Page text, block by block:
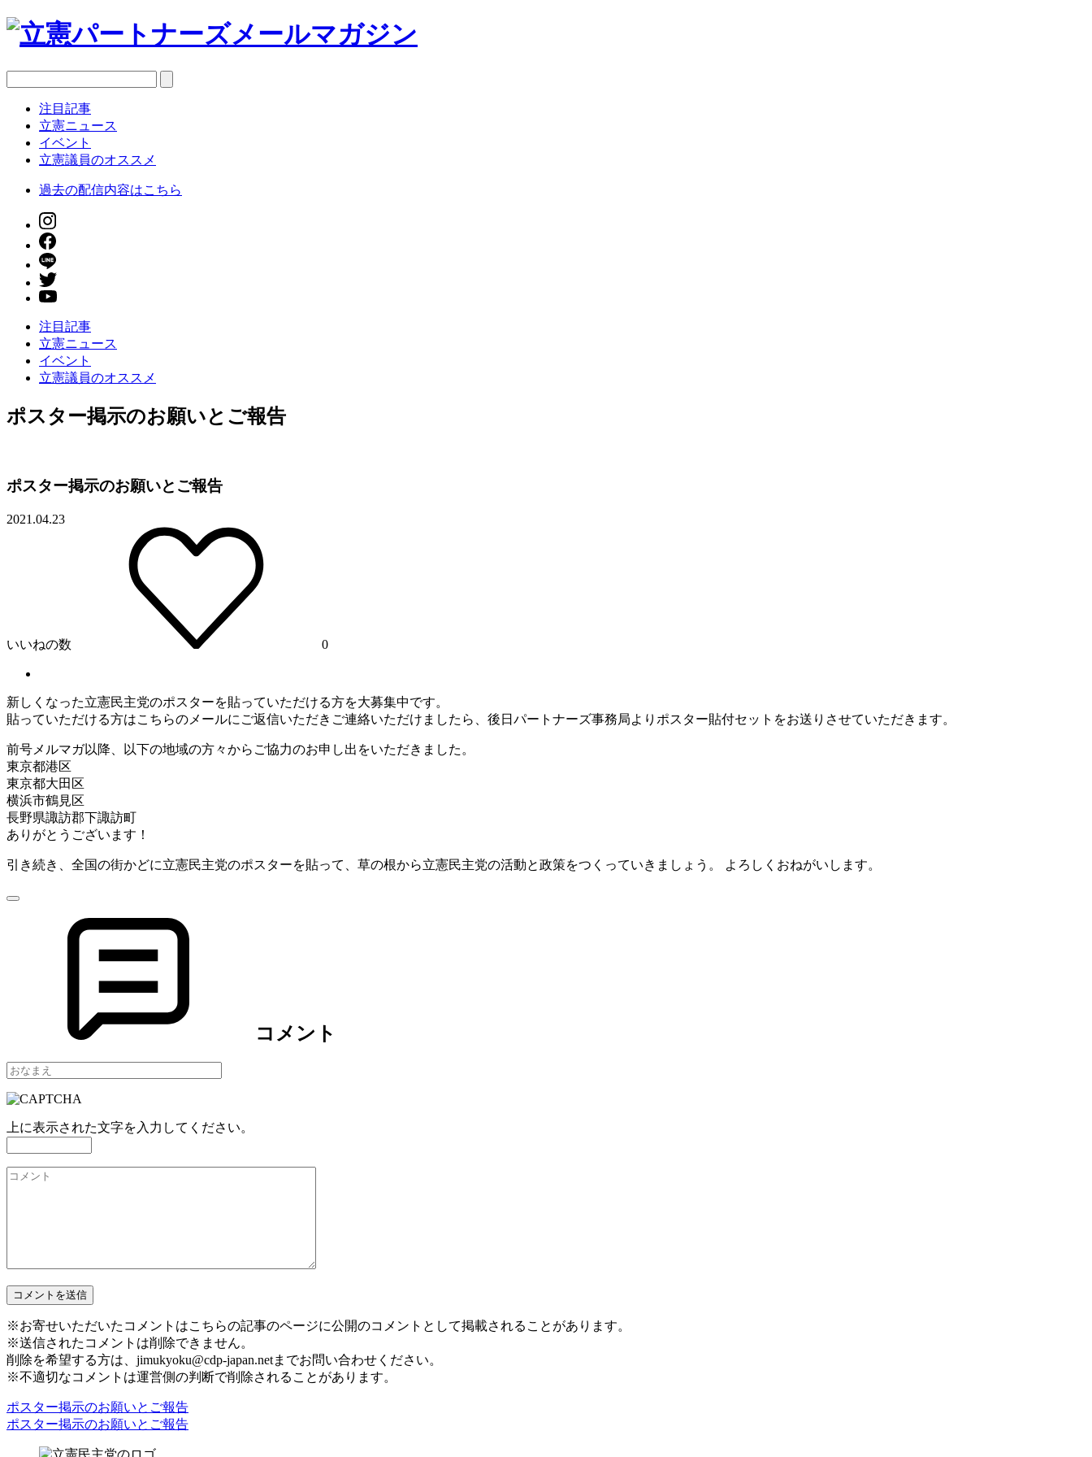
注目記事
立憲ニュース
イベント
立憲議員のオススメ
過去の配信内容はこちら
注目記事
立憲ニュース
イベント
立憲議員のオススメ
ポスター掲示のお願いとご報告
ポスター掲示のお願いとご報告
2021.04.23
いいねの数 0
新しくなった立憲民主党のポスターを貼っていただける方を大募集中です。
貼っていただける方はこちらの メールにご返信いただきご連絡いただけましたら、 後日 パートナーズ事務局よりポスター貼付セットをお送りさせていただきます。
前号 メルマガ以降、
以下の地域の方々からご協力のお申し出をいただきました。
東京都港区
東京都大田区
横浜市鶴見区
長野県諏訪郡下諏訪町
ありがとうございます！
引き続き、全国の街かどに立憲民主党のポスターを貼って、 草の根から立憲民主党の活動と政策をつくっていきましょう。 よろしくおねがいします。
コメント
上に表示された文字を入力してください。
※お寄せいただいたコメントはこちらの記事のページに公開のコメントとして掲載されることがあります。
※送信されたコメントは削除できません。
削除を希望する方は、jimukyoku@cdp-japan.netまでお問い合わせください。
※不適切なコメントは運営側の判断で削除されることがあります。
ポスター掲示のお願いとご報告
ポスター掲示のお願いとご報告